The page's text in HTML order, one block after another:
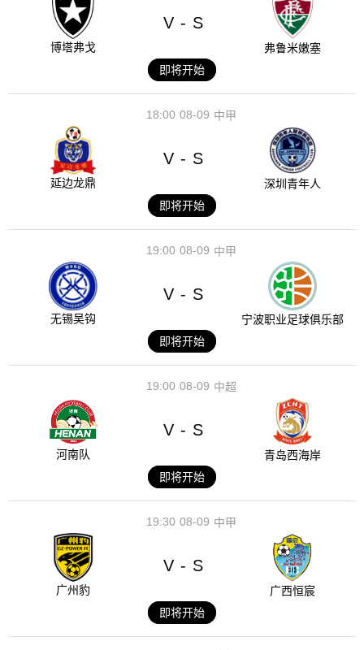
博塔弗戈
V - S
弗鲁米嫩塞
即将开始
08-09
18:00 中甲
延边龙鼎
V - S
深圳青年人
即将开始
08-09
19:00 中甲
无锡吴钩
V - S
宁波职业足球俱乐部
即将开始
08-09
19:00 中超
河南队
V - S
青岛西海岸
即将开始
08-09
19:30 中甲
广州豹
V - S
广西恒宸
即将开始